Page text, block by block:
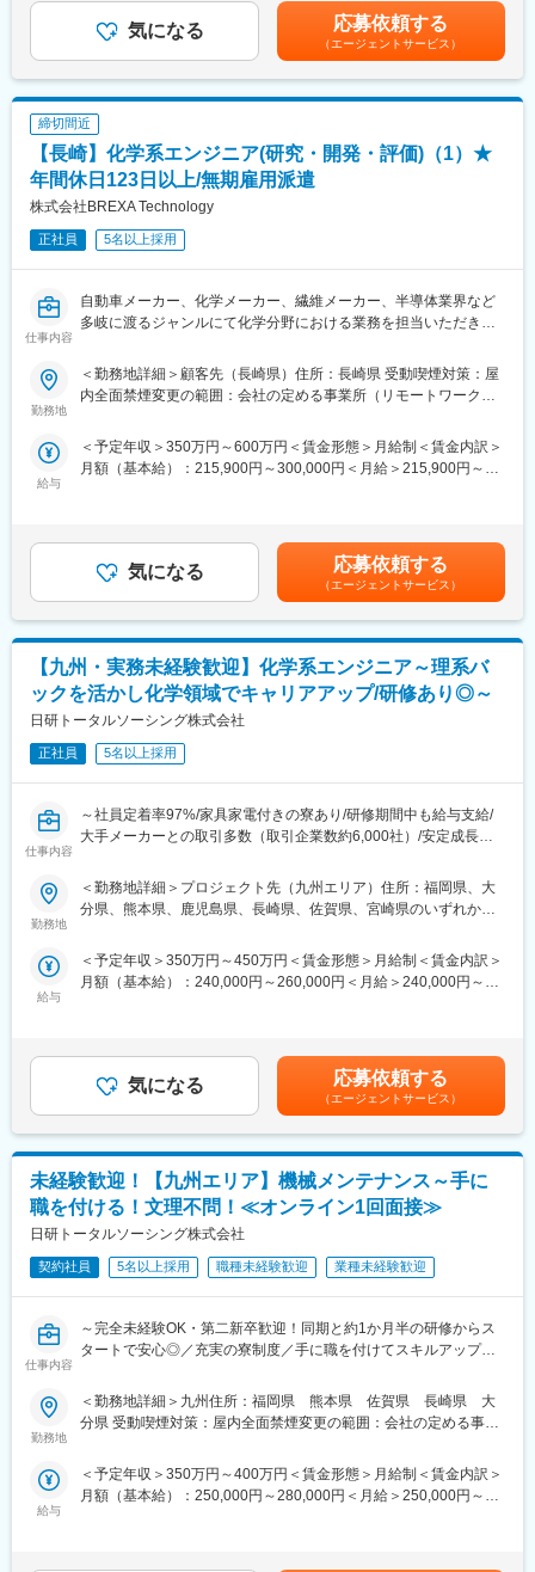
時間労働が当たり前だった社員の労働環境は劇的に改善しまし
た。社員が働きやすい職場環境作りや、短縮した労働時間を顧客
満足度向上への社員教育などに充てることができ、結果として前
んでいます。
変更の範囲：会社の定める業務
て上下する可能性があります。月給(月額)は固定手当を含めた表記
です。 気になる 応募依頼する
（エージェントサービス）
締切間近
【長崎】化学系エンジニア(研究・開発・評価)（1）★
年間休日123日以上/無期雇用派遣
株式会社BREXA Technology
正社員 5名以上採用
仕事内容
自動車メーカー、化学メーカー、繊維メーカー、半導体業界など
多岐に渡るジャンルにて化学分野における業務を担当いただきま
~ご経験を活かすフィールドあり！／年間休日123日・残業時間20
時間程度／定年65歳・エンジニア定着率90％以上長期就業環境あ
■業務内容
当社の取引先プロジェクトにて、化学分野における研究・開発、
★サービス残業無し。残業時間に応じて支給いたします。★業界
成長率NO.1 売上：186％増、従業員数：200％増の成長企業で、
今一番エンジニアに選ばれている会社です。（2016年～2018年統
計）大手メーカーのプロジェクトに参画するため、環境も良く、
スキルアップに繋がるご経験を積むことが可能です。
■働く環境/当社の特徴：
・全社月平均残業時間：20時間程度
・年休：123日程度
・キャリアサポート制度充実：社内に専属のカウンセラーがお
てご活躍いただけます。
・手厚い福利厚生：配属先への勤務に伴う引っ越し費用に関して
賃＋共益費）の物件を上限として半分を支給いたします。他にも
家族手当制度等がございます。
エンジニア（技術社員）を対象に、キャリアチェンジを支援する
制度です。U・Iターンしたい、上流工程へ挑戦したいなど転職に
よって上がった派遣料金が一定基準を超えた場合、給与に還元し
ております。
変更の範囲：会社の定める業務
勤務地
＜勤務地詳細＞顧客先（長崎県）住所：長崎県 受動喫煙対策：屋
内全面禁煙変更の範囲：会社の定める事業所（リモートワーク含
給与
＜予定年収＞350万円～600万円＜賃金形態＞月給制＜賃金内訳＞
月額（基本給）：215,900円～300,000円＜月給＞215,900円～
の金額であり、選考を通じて上下する可能性があります。月給(月
額)は固定手当を含めた表記です。
気になる 応募依頼する
（エージェントサービス）
【九州・実務未経験歓迎】化学系エンジニア～理系バ
ックを活かし化学領域でキャリアアップ/研修あり◎～
日研トータルソーシング株式会社
正社員 5名以上採用
仕事内容
～社員定着率97%/家具家電付きの寮あり/研修期間中も給与支給/
大手メーカーとの取引多数（取引企業数約6,000社）/安定成長を
以上ない環境～
本を習得いただきます。実務未経験の方も大歓迎です！
研修期間中も給与が支給されますので、私生活との両立も可能で
（3）サンプルの準備・前処理、HPLC,GCの装置準備、サンプル
測定、測定結果・データ解析・評価 など
■研修後の配属に関して：
大手メーカーを中心に、医薬品・食品・環境物質等のHPLC, GC
を用いた分析業務。製薬系・食品系・分析系の企業・公的研究機
関などでの就業を想定しております。
■将来の年収例：
年収360万円（26才／業界経験1年）
■魅力【定着率97%/生涯エンジニアとして活躍できる環境】
慮し、一緒に中長期的なキャリアプランを構築します。また、入
社後もキャリアアドバイザーとともに将来ビジョンを考える「キ
が長期で働くことの出来る環境が整っております。
勤務地
＜勤務地詳細＞プロジェクト先（九州エリア）住所：福岡県、大
分県、熊本県、鹿児島県、長崎県、佐賀県、宮崎県のいずれかを
給与
＜予定年収＞350万円～450万円＜賃金形態＞月給制＜賃金内訳＞
月額（基本給）：240,000円～260,000円＜月給＞240,000円～
考を通じて上下する可能性があります。月給(月額)は固定手当を含
めた表記です。
気になる 応募依頼する
（エージェントサービス）
未経験歓迎！【九州エリア】機械メンテナンス～手に
職を付ける！文理不問！≪オンライン1回面接≫
日研トータルソーシング株式会社
契約社員 5名以上採用 職種未経験歓迎 業種未経験歓迎
仕事内容
～完全未経験OK・第二新卒歓迎！同期と約1か月半の研修からス
タートで安心◎／充実の寮制度／手に職を付けてスキルアップ！
■仕事内容
＜具体的には＞
・故障の原因を特定し修理する「事後保全」
勤務地
＜勤務地詳細＞九州住所：福岡県 熊本県 佐賀県 長崎県 大
分県 受動喫煙対策：屋内全面禁煙変更の範囲：会社の定める事業
給与
＜予定年収＞350万円～400万円＜賃金形態＞月給制＜賃金内訳＞
月額（基本給）：250,000円～280,000円＜月給＞250,000円～